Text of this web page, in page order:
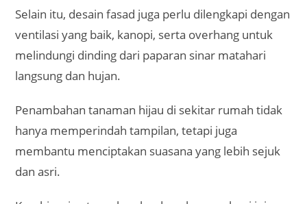
Selain itu, desain fasad juga perlu dilengkapi dengan
ventilasi yang baik, kanopi, serta overhang untuk
melindungi dinding dari paparan sinar matahari
langsung dan hujan.
Penambahan tanaman hijau di sekitar rumah tidak
hanya memperindah tampilan, tetapi juga
membantu menciptakan suasana yang lebih sejuk
dan asri.